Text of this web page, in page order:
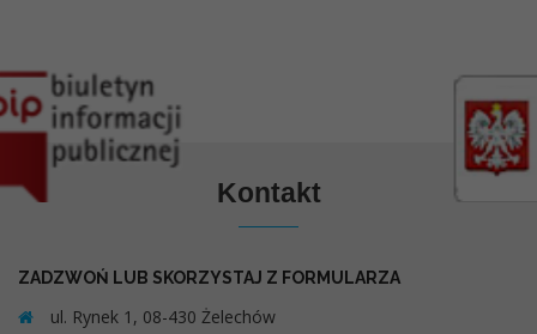
Kontakt
ZADZWOŃ LUB SKORZYSTAJ Z FORMULARZA
ul. Rynek 1, 08-430 Żelechów